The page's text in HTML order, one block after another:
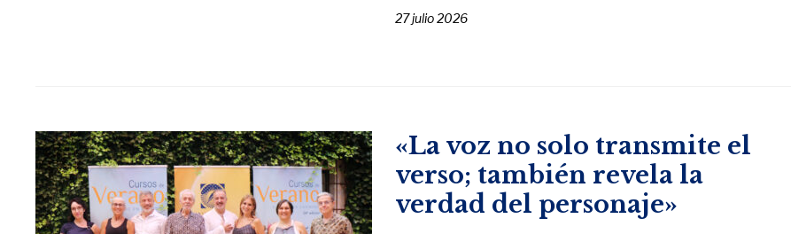
27 julio 2026
«La voz no solo transmite el
verso; también revela la
verdad del personaje»